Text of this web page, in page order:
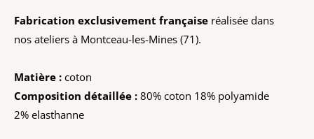
Fabrication exclusivement française réalisée dans
nos ateliers à Montceau-les-Mines (71).
Matière : coton
Composition détaillée : 80% coton 18% polyamide
2% elasthanne